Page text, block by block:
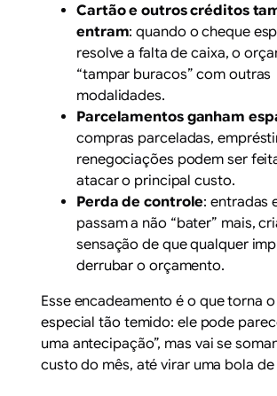
Cartão e outros créditos
entram: quando o cheque
resolve a falta de caixa, o
“tampar buracos” com outras
modalidades.
Parcelamentos ganham
compras parceladas,
renegociações podem ser
atacar o principal custo.
Perda de controle: entradas
passam a não “bater” mais,
sensação de que qualquer
derrubar o orçamento.
Esse encadeamento é o que torna
especial tão temido: ele pode
uma antecipação”, mas vai se
custo do mês, até virar uma bola de